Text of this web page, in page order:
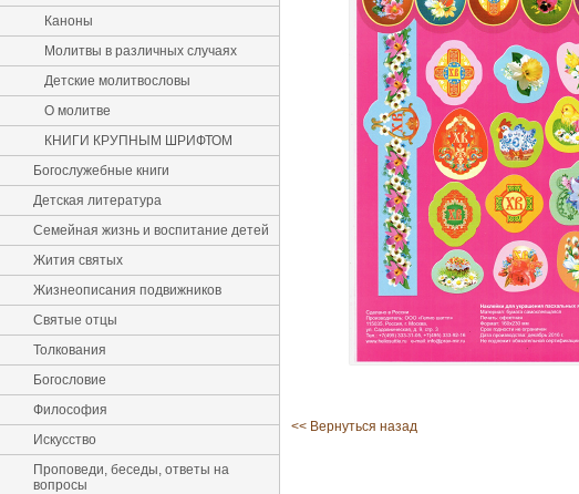
Каноны
Молитвы в различных случаях
Детские молитвословы
О молитве
КНИГИ КРУПНЫМ ШРИФТОМ
Богослужебные книги
Детская литература
Семейная жизнь и воспитание детей
Жития святых
Жизнеописания подвижников
Святые отцы
Толкования
Богословие
Философия
Искусство
Проповеди, беседы, ответы на
вопросы
<< Вернуться назад